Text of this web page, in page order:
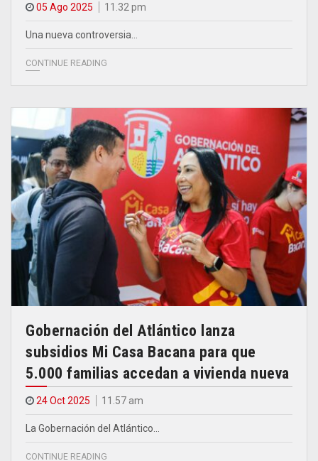
05 Ago 2025 11.32 pm
Una nueva controversia…
CONTINUE READING
Gobernación del Atlántico lanza
subsidios Mi Casa Bacana para que
5.000 familias accedan a vivienda nueva
24 Oct 2025 11.57 am
La Gobernación del Atlántico…
CONTINUE READING